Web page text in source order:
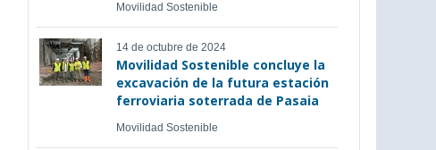
Movilidad Sostenible
14 de octubre de 2024
Movilidad Sostenible concluye la
excavación de la futura estación
ferroviaria soterrada de Pasaia
Movilidad Sostenible